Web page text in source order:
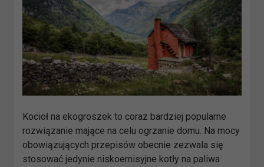
Kocioł na ekogroszek to coraz bardziej popularne
rozwiązanie mające na celu ogrzanie domu. Na mocy
obowiązujących przepisów obecnie zezwala się
stosować jedynie niskoemisyjne kotły na paliwa